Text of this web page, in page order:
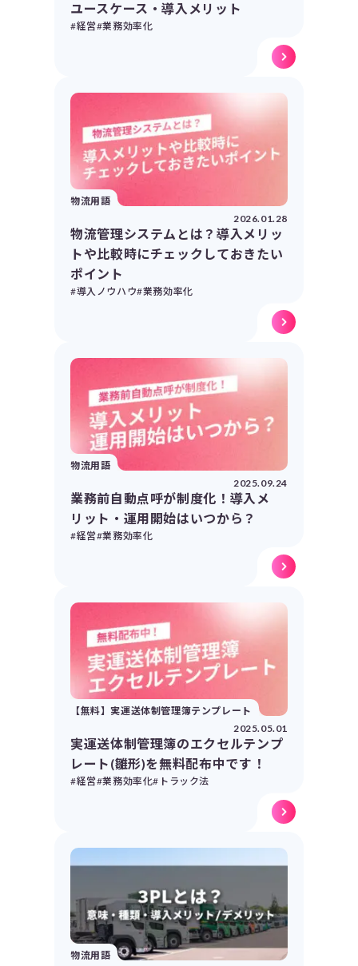
ユースケース・導入メリット
#経営#業務効率化
物流用語
2026.01.28
物流管理システムとは？導入メリッ
トや比較時にチェックしておきたい
ポイント
#導入ノウハウ#業務効率化
物流用語
2025.09.24
業務前自動点呼が制度化！導入メ
リット・運用開始はいつから？
#経営#業務効率化
【無料】実運送体制管理簿テンプレート
2025.05.01
実運送体制管理簿のエクセルテンプ
レート(雛形)を無料配布中です！
#経営#業務効率化#トラック法
物流用語